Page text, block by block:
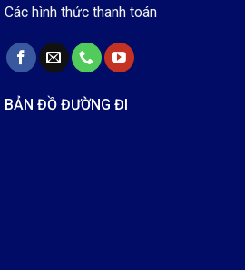
Các hình thức thanh toán
BẢN ĐỒ ĐƯỜNG ĐI